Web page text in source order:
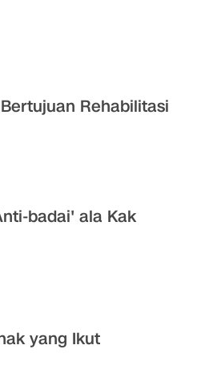
Rehabilitasi
badai' ala Kak
yang Ikut